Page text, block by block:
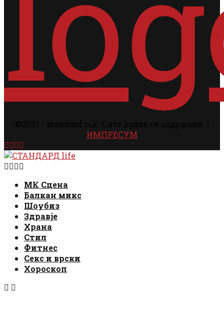
ИМПРЕСУМ
Facebook
Instagram
Email
Facebook
Instagram
Email
МК Сцена
Балкан микс
Шоубиз
Здравје
Храна
Стил
Фитнес
Секс и врски
Хороскоп